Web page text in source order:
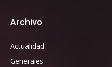
Archivo
Actualidad
Generales